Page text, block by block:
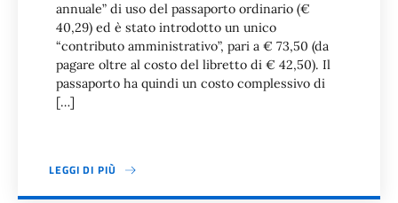
annuale” di uso del passaporto ordinario (€
40,29) ed è stato introdotto un unico
“contributo amministrativo”, pari a € 73,50 (da
pagare oltre al costo del libretto di € 42,50). Il
passaporto ha quindi un costo complessivo di
[…]
LEGGI DI PIÙ